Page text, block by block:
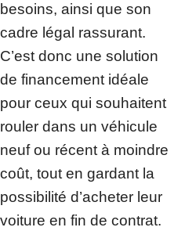
besoins, ainsi que son
cadre légal rassurant.
C’est donc une solution
de financement idéale
pour ceux qui souhaitent
rouler dans un véhicule
neuf ou récent à moindre
coût, tout en gardant la
possibilité d’acheter leur
voiture en fin de contrat.